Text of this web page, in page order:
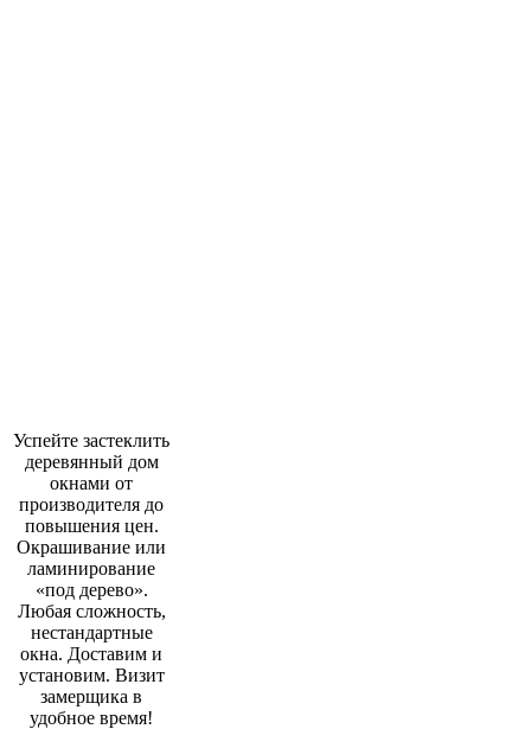
Успейте застеклить
деревянный дом
окнами от
производителя до
повышения цен.
Окрашивание или
ламинирование
«под дерево».
Любая сложность,
нестандартные
окна. Доставим и
установим. Визит
замерщика в
удобное время!